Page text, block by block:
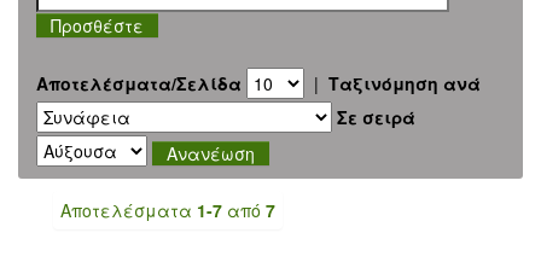
Αποτελέσματα/Σελίδα | Ταξινόμηση ανά
Σε σειρά
Αποτελέσματα 1-7 από 7